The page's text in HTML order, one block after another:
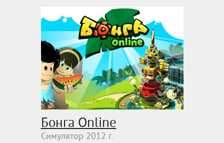
Бонга Online
Симулятор 2012 г.